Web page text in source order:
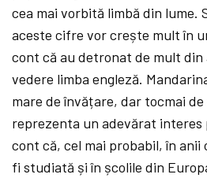
cea mai vorbită limbă din lume.
aceste cifre vor crește mult în
cont că au detronat de mult
vedere limba engleză.
mare de învățare, dar tocmai
reprezenta un adevărat
cont că, cel mai probabil, în anii
fi studiată și în școlile din